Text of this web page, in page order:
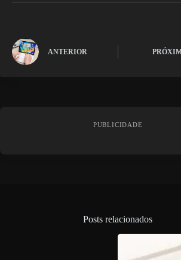
ANTERIOR
PUBLICIDADE
Posts relacionados